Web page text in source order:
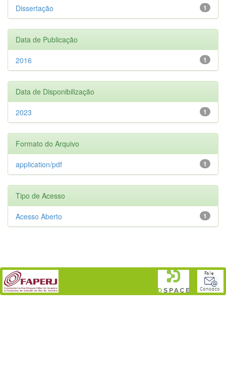
1
Dissertação
Data de Publicação
1
2016
Data de Disponibilização
1
2023
Formato do Arquivo
1
application/pdf
Tipo de Acesso
1
Acesso Aberto